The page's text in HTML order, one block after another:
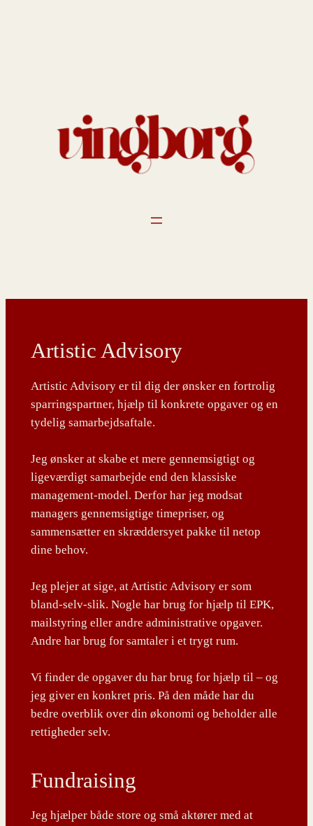
Artistic Advisory
Artistic Advisory er til dig der ønsker en fortrolig
sparringspartner, hjælp til konkrete opgaver og en
tydelig samarbejdsaftale.
Jeg ønsker at skabe et mere gennemsigtigt og
ligeværdigt samarbejde end den klassiske
management-model. Derfor har jeg modsat
managers gennemsigtige timepriser, og
sammensætter en skræddersyet pakke til netop
dine behov.
Jeg plejer at sige, at Artistic Advisory er som
bland-selv-slik. Nogle har brug for hjælp til EPK,
mailstyring eller andre administrative opgaver.
Andre har brug for samtaler i et trygt rum.
Vi finder de opgaver du har brug for hjælp til – og
jeg giver en konkret pris. På den måde har du
bedre overblik over din økonomi og beholder alle
rettigheder selv.
Fundraising
Jeg hjælper både store og små aktører med at